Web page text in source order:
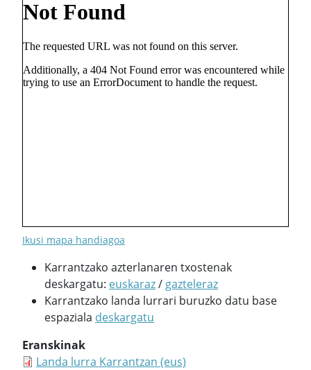
Ikusi mapa handiagoa
Karrantzako azterlanaren txostenak
deskargatu: euskaraz/ gazteleraz
Karrantzako landa lurrari buruzko datu base
espaziala deskargatu
Eranskinak
Landa lurra Karrantzan (eus)